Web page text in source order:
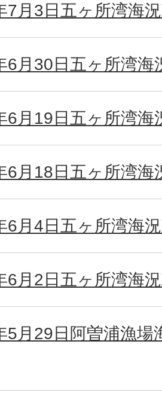
7月3日五ヶ所湾海
6月30日五ヶ所湾海
6月19日五ヶ所湾海
6月18日五ヶ所湾海
6月4日五ヶ所湾海
6月2日五ヶ所湾海
5月29日阿曽浦漁場